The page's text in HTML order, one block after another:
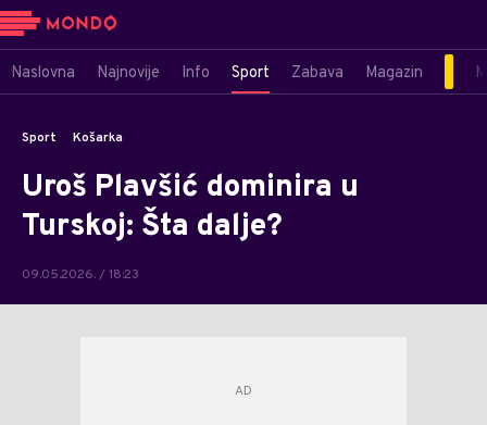
Naslovna Najnovije Info Sport Zabava Magazin
Sport Košarka
Uroš Plavšić dominira u
Turskoj: Šta dalje?
09.05.2026. / 18:23